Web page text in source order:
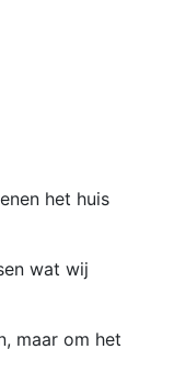
het huis
wat wij
maar om het